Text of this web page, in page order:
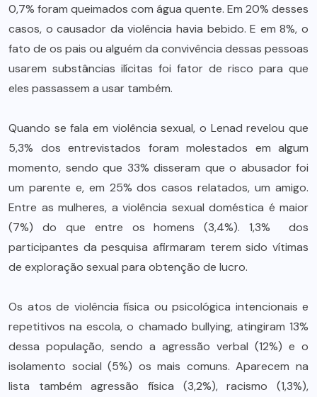
0,7% foram queimados com água quente. Em 20% desses
casos, o causador da violência havia bebido. E em 8%, o
fato de os pais ou alguém da convivência dessas pessoas
usarem substâncias ilícitas foi fator de risco para que
eles passassem a usar também.
Quando se fala em violência sexual, o Lenad revelou que
5,3% dos entrevistados foram molestados em algum
momento, sendo que 33% disseram que o abusador foi
um parente e, em 25% dos casos relatados, um amigo.
Entre as mulheres, a violência sexual doméstica é maior
(7%) do que entre os homens (3,4%). 1,3% dos
participantes da pesquisa afirmaram terem sido vítimas
de exploração sexual para obtenção de lucro.
Os atos de violência física ou psicológica intencionais e
repetitivos na escola, o chamado bullying, atingiram 13%
dessa população, sendo a agressão verbal (12%) e o
isolamento social (5%) os mais comuns. Aparecem na
lista também agressão física (3,2%), racismo (1,3%),